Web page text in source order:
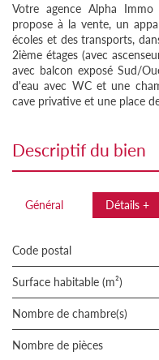
Votre agence Alpha
propose à la vente, un
écoles et des transports,
2ième étages (avec
avec balcon exposé Sud/
d'eau avec WC et une
cave privative et une place
descriptif du bien
Général Détails +
Code postal
Surface habitable (m²)
Nombre de chambre(s)
Nombre de pièces